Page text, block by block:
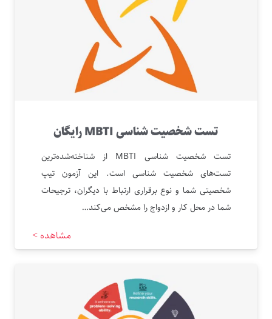
تست شخصیت شناسی MBTI رایگان
تست شخصیت شناسی MBTI از شناخته‌شده‌ترین
تست‌های شخصیت شناسی است. این آزمون تیپ
شخصیتی شما و نوع برقراری ارتباط با دیگران، ترجیحات
شما در محل کار و ازدواج را مشخص می‌کند…
مشاهده >